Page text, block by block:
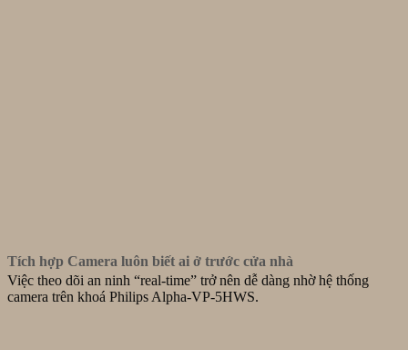
Tích hợp Camera luôn biết ai ở trước cửa nhà
Việc theo dõi an ninh “real-time” trở nên dễ dàng nhờ hệ thống
camera trên khoá Philips Alpha-VP-5HWS.